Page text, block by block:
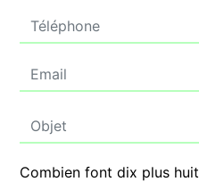
Combien font dix plus huit